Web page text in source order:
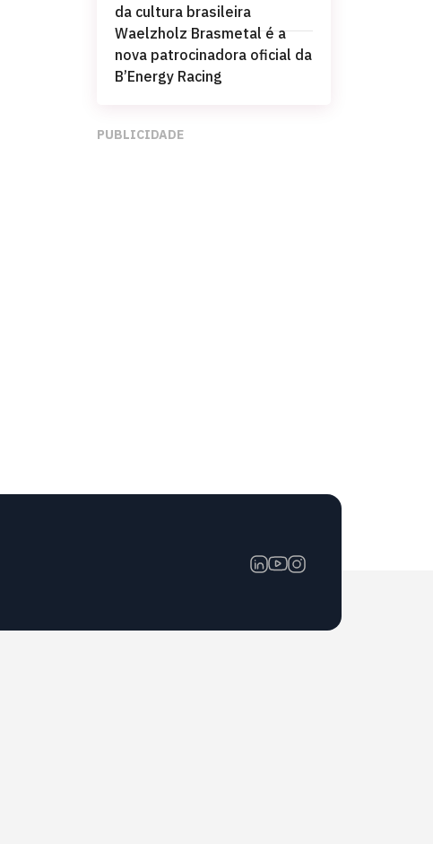
da cultura brasileira
Waelzholz Brasmetal é a
nova patrocinadora oficial da
B’Energy Racing
PUBLICIDADE